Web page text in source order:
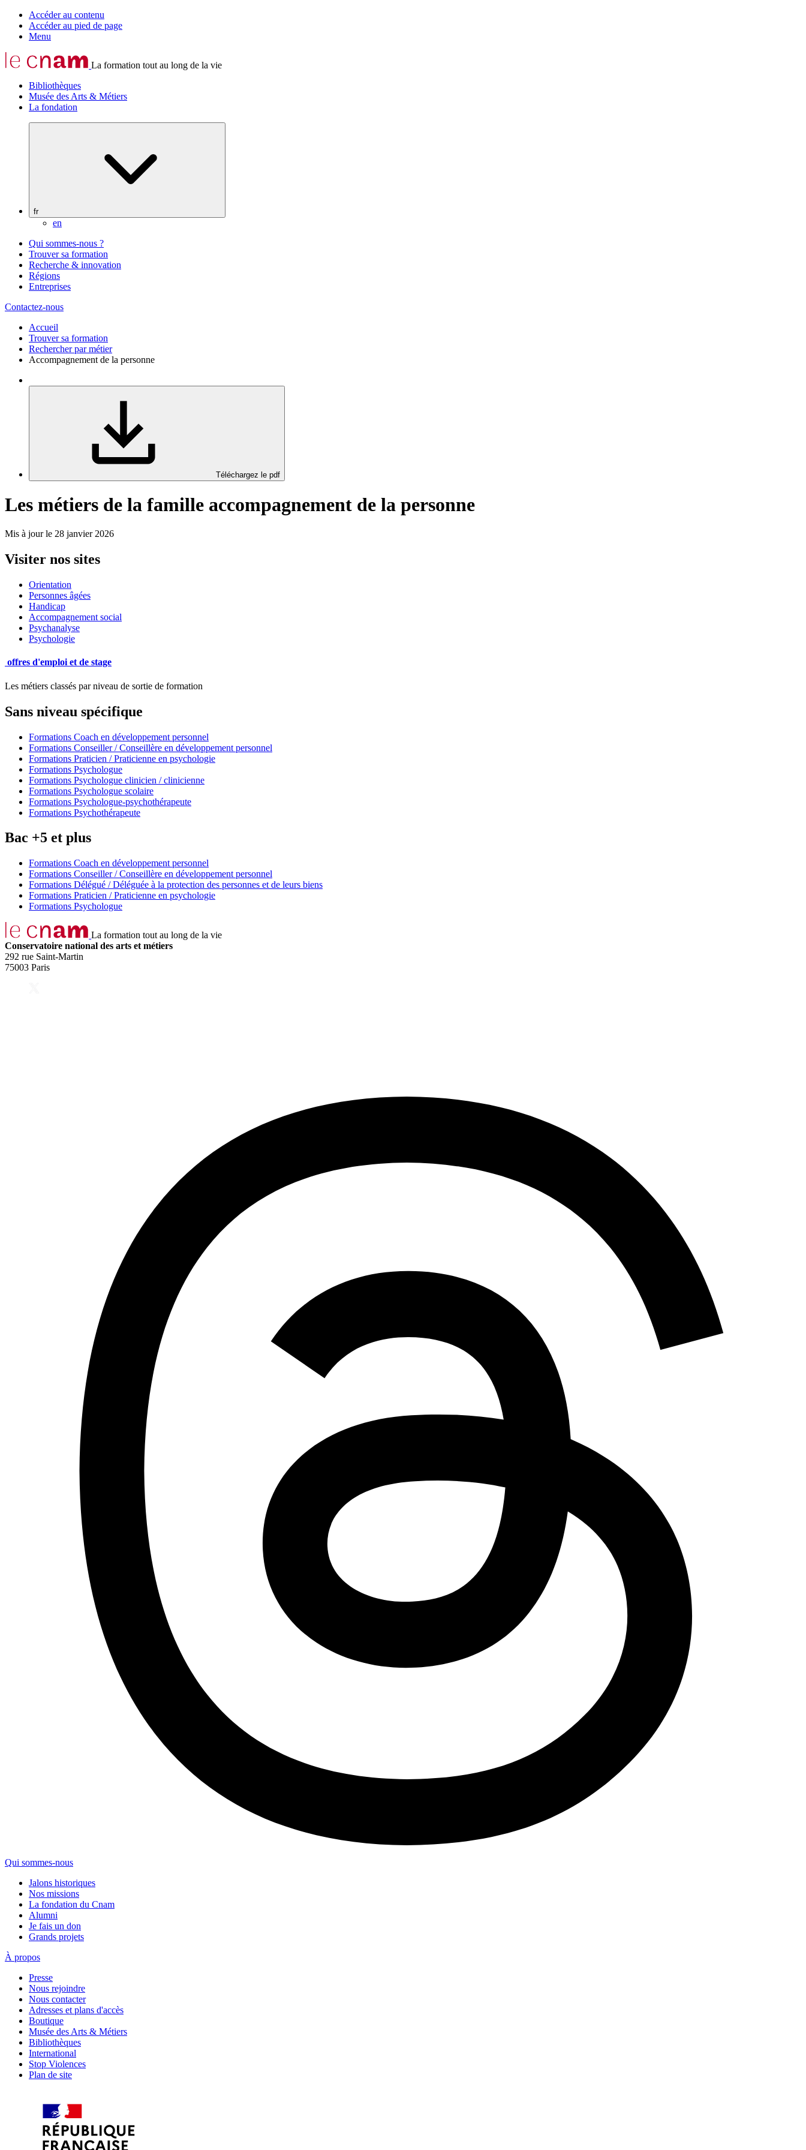
Accéder au contenu
Accéder au pied de page
Menu
La formation tout au long de la vie
Bibliothèques
Musée des Arts & Métiers
La fondation
fr
en
Qui sommes-nous ?
Trouver sa formation
Recherche & innovation
Régions
Entreprises
Contactez-nous
Accueil
Trouver sa formation
Rechercher par métier
Accompagnement de la personne
Téléchargez le pdf
Les métiers de la famille accompagnement de la personne
Mis à jour le 28 janvier 2026
Visiter nos sites
Orientation
Personnes âgées
Handicap
Accompagnement social
Psychanalyse
Psychologie
offres d'emploi et de stage
Les métiers classés par niveau de sortie de formation
Sans niveau spécifique
Formations Coach en développement personnel
Formations Conseiller / Conseillère en développement personnel
Formations Praticien / Praticienne en psychologie
Formations Psychologue
Formations Psychologue clinicien / clinicienne
Formations Psychologue scolaire
Formations Psychologue-psychothérapeute
Formations Psychothérapeute
Bac +5 et plus
Formations Coach en développement personnel
Formations Conseiller / Conseillère en développement personnel
Formations Délégué / Déléguée à la protection des personnes et de leurs biens
Formations Praticien / Praticienne en psychologie
Formations Psychologue
La formation tout au long de la vie
Conservatoire national des arts et métiers
292 rue Saint-Martin
75003 Paris
Qui sommes-nous
Jalons historiques
Nos missions
La fondation du Cnam
Alumni
Je fais un don
Grands projets
À propos
Presse
Nous rejoindre
Nous contacter
Adresses et plans d'accès
Boutique
Musée des Arts & Métiers
Bibliothèques
International
Stop Violences
Plan de site